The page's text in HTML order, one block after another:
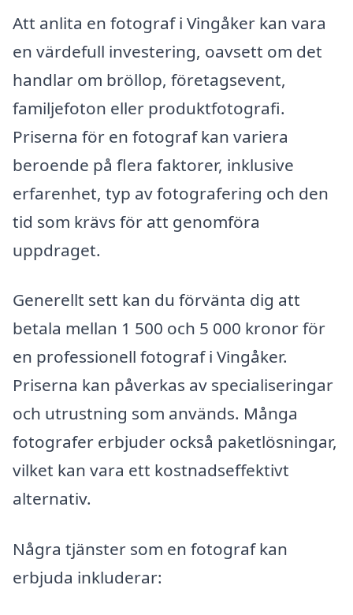
Att anlita en fotograf i Vingåker kan vara
en värdefull investering, oavsett om det
handlar om bröllop, företagsevent,
familjefoton eller produktfotografi.
Priserna för en fotograf kan variera
beroende på flera faktorer, inklusive
erfarenhet, typ av fotografering och den
tid som krävs för att genomföra
uppdraget.
Generellt sett kan du förvänta dig att
betala mellan 1 500 och 5 000 kronor för
en professionell fotograf i Vingåker.
Priserna kan påverkas av specialiseringar
och utrustning som används. Många
fotografer erbjuder också paketlösningar,
vilket kan vara ett kostnadseffektivt
alternativ.
Några tjänster som en fotograf kan
erbjuda inkluderar: